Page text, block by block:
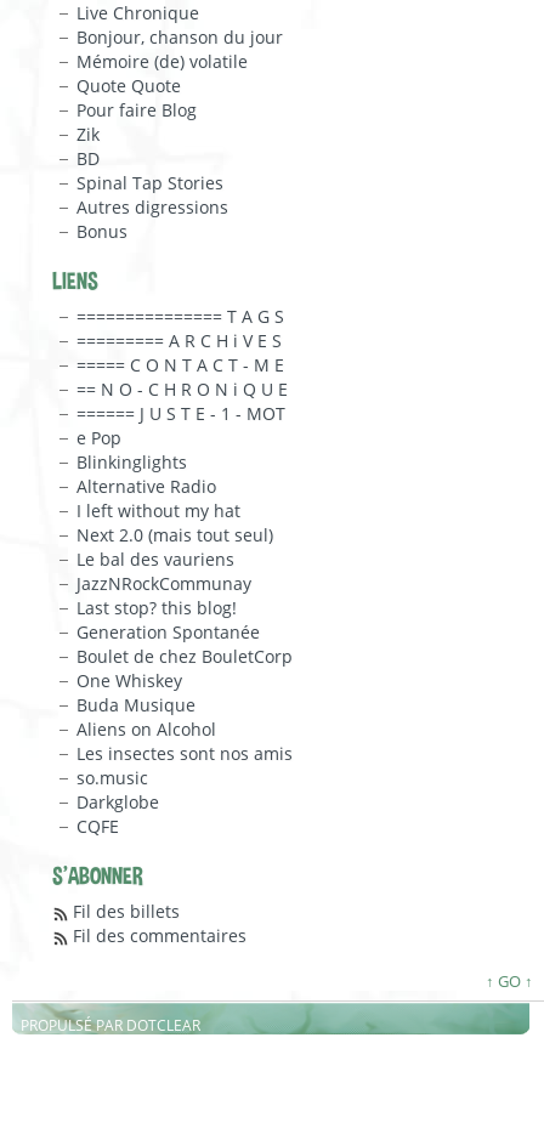
Live Chronique
Bonjour, chanson du jour
Mémoire (de) volatile
Quote Quote
Pour faire Blog
Zik
BD
Spinal Tap Stories
Autres digressions
Bonus
LIENS
=============== T A G S
========= A R C H i V E S
===== C O N T A C T - M E
== N O - C H R O N i Q U E
====== J U S T E - 1 - MOT
e Pop
Blinkinglights
Alternative Radio
I left without my hat
Next 2.0 (mais tout seul)
Le bal des vauriens
JazzNRockCommunay
Last stop? this blog!
Generation Spontanée
Boulet de chez BouletCorp
One Whiskey
Buda Musique
Aliens on Alcohol
Les insectes sont nos amis
so.music
Darkglobe
CQFE
S'ABONNER
Fil des billets
Fil des commentaires
PROPULSÉ PAR DOTCLEAR
↑ GO ↑